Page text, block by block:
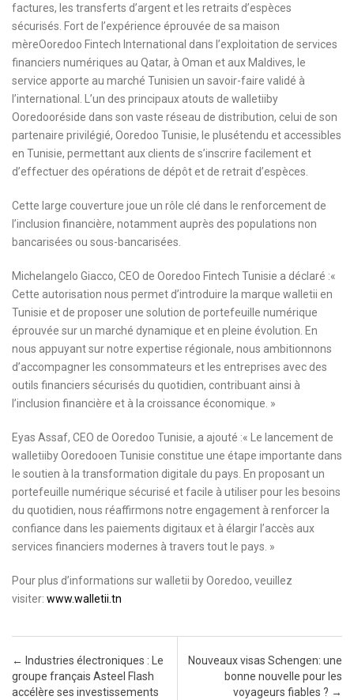
factures, les transferts d’argent et les retraits d’espèces
sécurisés. Fort de l’expérience éprouvée de sa maison
mèreOoredoo Fintech International dans l’exploitation de services
financiers numériques au Qatar, à Oman et aux Maldives, le
service apporte au marché Tunisien un savoir-faire validé à
l’international. L’un des principaux atouts de walletiiby
Ooredooréside dans son vaste réseau de distribution, celui de son
partenaire privilégié, Ooredoo Tunisie, le plusétendu et accessibles
en Tunisie, permettant aux clients de s’inscrire facilement et
d’effectuer des opérations de dépôt et de retrait d’espèces.
Cette large couverture joue un rôle clé dans le renforcement de
l’inclusion financière, notamment auprès des populations non
bancarisées ou sous-bancarisées.
Michelangelo Giacco, CEO de Ooredoo Fintech Tunisie a déclaré :«
Cette autorisation nous permet d’introduire la marque walletii en
Tunisie et de proposer une solution de portefeuille numérique
éprouvée sur un marché dynamique et en pleine évolution. En
nous appuyant sur notre expertise régionale, nous ambitionnons
d’accompagner les consommateurs et les entreprises avec des
outils financiers sécurisés du quotidien, contribuant ainsi à
l’inclusion financière et à la croissance économique. »
Eyas Assaf, CEO de Ooredoo Tunisie, a ajouté :« Le lancement de
walletiiby Ooredooen Tunisie constitue une étape importante dans
le soutien à la transformation digitale du pays. En proposant un
portefeuille numérique sécurisé et facile à utiliser pour les besoins
du quotidien, nous réaffirmons notre engagement à renforcer la
confiance dans les paiements digitaux et à élargir l’accès aux
services financiers modernes à travers tout le pays. »
Pour plus d’informations sur walletii by Ooredoo, veuillez
visiter: www.walletii.tn
Post navigation
← Industries électroniques : Le
groupe français Asteel Flash
accélère ses investissements
Nouveaux visas Schengen: une
bonne nouvelle pour les
voyageurs fiables ? →